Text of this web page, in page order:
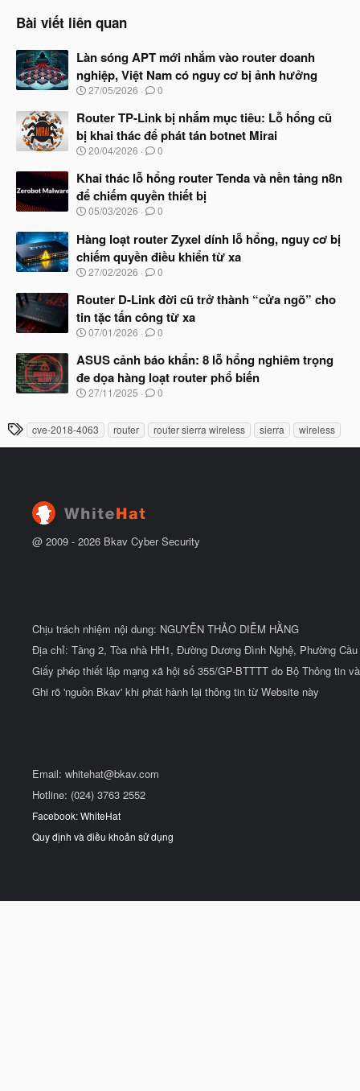
Bài viết liên quan
Làn sóng APT mới nhắm vào router doanh
nghiệp, Việt Nam có nguy cơ bị ảnh hưởng
N
à
b
ắ
đ
ầ
u
27/05/2026 0
Router TP-Link bị nhắm mục tiêu: Lỗ hổng cũ
bị khai thác để phát tán botnet Mirai
N
à
y
b
ắ
đ
ầ
u
20/04/2026 0
Khai thác lỗ hổng router Tenda và nền tảng n8n
để chiếm quyền thiết bị
N
à
y
b
ắ
đ
ầ
u
05/03/2026 0
Hàng loạt router Zyxel dính lỗ hổng, nguy cơ bị
chiếm quyền điều khiển từ xa
N
à
b
ắ
đ
ầ
u
27/02/2026 0
Router D-Link đời cũ trở thành “cửa ngõ” cho
tin tặc tấn công từ xa
N
à
b
ắ
đ
ầ
u
07/01/2026 0
ASUS cảnh báo khẩn: 8 lỗ hổng nghiêm trọng
đe dọa hàng loạt router phổ biến
N
y
u
27/11/2025 0
T
h
cve-2018-4063 router router sierra wireless sierra wireless
@ 2009 - 2026 Bkav Cyber Security
Chịu trách nhiệm nội dung: NGUYỄN THẢO DIỄM HẰNG
Địa chỉ: Tầng 2, Tòa nhà HH1, Đường Dương Đình Nghệ, Phường
Giấy phép thiết lập mạng xã hội số 355/GP-BTTTT do Bộ Thông tin
Ghi rõ 'nguồn Bkav' khi phát hành lại thông tin từ Website này
Email: whitehat@bkav.com
Hotline: (024) 3763 2552
Facebook: WhiteHat
Quy định và điều khoản sử dụng